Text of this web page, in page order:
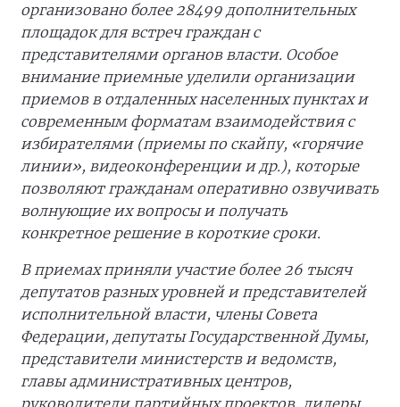
организовано более 28499 дополнительных
площадок для встреч граждан с
представителями органов власти. Особое
внимание приемные уделили организации
приемов в отдаленных населенных пунктах и
современным форматам взаимодействия с
избирателями (приемы по скайпу, «горячие
линии», видеоконференции и др.), которые
позволяют гражданам оперативно озвучивать
волнующие их вопросы и получать
конкретное решение в короткие сроки.
В приемах приняли участие более 26 тысяч
депутатов разных уровней и представителей
исполнительной власти, члены Совета
Федерации, депутаты Государственной Думы,
представители министерств и ведомств,
главы административных центров,